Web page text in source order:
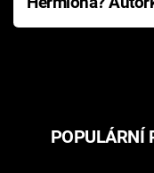
Pottera přišla s
POPULÁRNÍ